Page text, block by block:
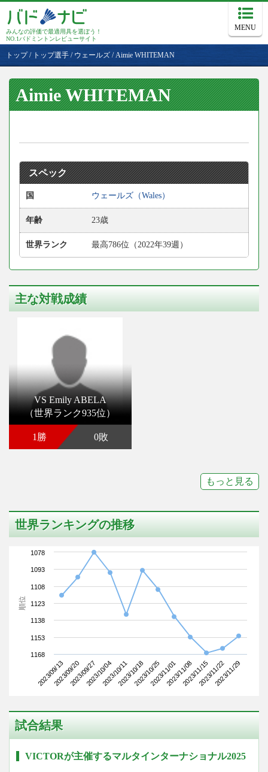
みんなの評価で最適用具を選ぼう！
NO.1バドミントンレビューサイト
MENU
トップ/ トップ選手 / ウェールズ / Aimie WHITEMAN
Aimie WHITEMAN
スペック
国 ウェールズ（Wales）
年齢 23歳
世界ランク 最高786位（2022年39週）
主な対戦成績
VS Emily ABELA
（世界ランク935位）
1勝 0敗
もっと見る
世界ランキングの推移
順位
2023/09/132023/09/202023/09/272023/10/042023/10/112023/10/182023/10/252023/11/012023/11/082023/11/152023/11/222023/11/29
1078
1093
1108
1123
1138
1153
1168
試合結果
VICTORが主催するマルタインターナショナル2025